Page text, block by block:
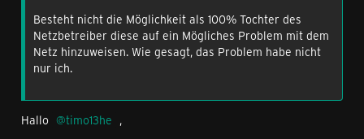
Besteht nicht die Möglichkeit als 100% Tochter des
Netzbetreiber diese auf ein Mögliches Problem mit dem
Netz hinzuweisen. Wie gesagt, das Problem habe nicht
nur ich.
Hallo timo13he ,